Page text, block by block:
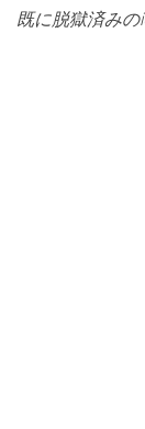
既に脱獄済みの